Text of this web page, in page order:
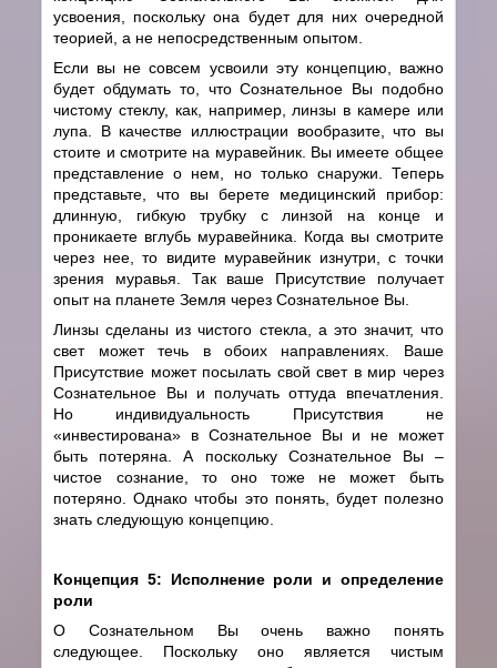
усвоения, поскольку она будет для них очередной
теорией, а не непосредственным опытом.
Если вы не совсем усвоили эту концепцию, важно
будет обдумать то, что Сознательное Вы подобно
чистому стеклу, как, например, линзы в камере или
лупа. В качестве иллюстрации вообразите, что вы
стоите и смотрите на муравейник. Вы имеете общее
представление о нем, но только снаружи. Теперь
представьте, что вы берете медицинский прибор:
длинную, гибкую трубку с линзой на конце и
проникаете вглубь муравейника. Когда вы смотрите
через нее, то видите муравейник изнутри, с точки
зрения муравья. Так ваше Присутствие получает
опыт на планете Земля через Сознательное Вы.
Линзы сделаны из чистого стекла, а это значит, что
свет может течь в обоих направлениях. Ваше
Присутствие может посылать свой свет в мир через
Сознательное Вы и получать оттуда впечатления.
Но индивидуальность Присутствия не
«инвестирована» в Сознательное Вы и не может
быть потеряна. А поскольку Сознательное Вы –
чистое сознание, то оно тоже не может быть
потеряно. Однако чтобы это понять, будет полезно
знать следующую концепцию.
Концепция 5: Исполнение роли и определение
роли
О Сознательном Вы очень важно понять
следующее. Поскольку оно является чистым